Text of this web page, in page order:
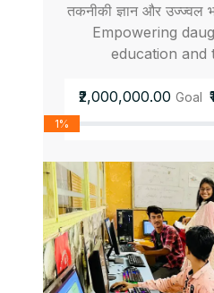
तकनीकी ज्ञान और उज्ज्वल
Empowering
education and
₹2,000,000.00 Goal
1%